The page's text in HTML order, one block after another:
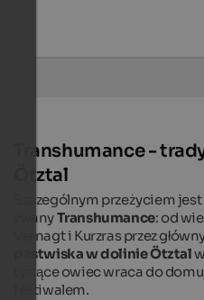
Transhumance -
Ötztal
Szczególnym przeżyciem
zwanyTranshumance: od
Vernagt i Kurzras przez
pastwiska w dolinie Ötztal
tysiące owiec wraca do
festiwalem.